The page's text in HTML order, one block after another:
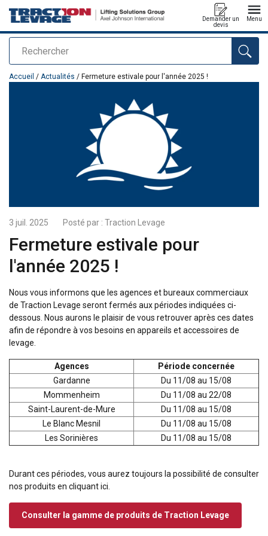
Rechercher
Demander un
devis
Menu
Ajouté au panier
Accueil / Actualités / Fermeture estivale pour l'année 2025 !
3 juil. 2025 Posté par : Traction Levage
Fermeture estivale pour
l'année 2025 !
Nous vous informons que les agences et bureaux commerciaux
de Traction Levage seront fermés aux périodes indiquées ci-
dessous. Nous aurons le plaisir de vous retrouver après ces dates
afin de répondre à vos besoins en appareils et accessoires de
levage.
Agences
Période concernée
Gardanne
Du 11/08 au 15/08
Mommenheim
Du 11/08 au 22/08
Saint-Laurent-de-Mure
Du 11/08 au 15/08
Le Blanc Mesnil
Du 11/08 au 15/08
Les Sorinières
Du 11/08 au 15/08
Durant ces périodes, vous aurez toujours la possibilité de consulter
nos produits en cliquant ici.
Consulter la gamme de produits de Traction Levage